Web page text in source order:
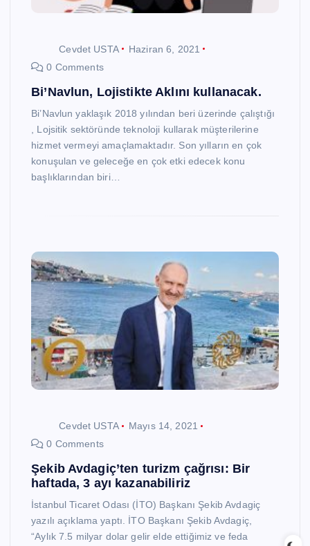
Cevdet USTA
Haziran 6, 2021
0 Comments
Bi’Navlun, Lojistikte Aklını kullanacak.
Bi’Navlun yaklaşık 2018 yılından beri üzerinde çalıştığı
, Lojsitik sektöründe teknoloji kullarak müşterilerine
hizmet vermeyi amaçlamaktadır. Son yılların en çok
konuşulan ve geleceğe en çok etki edecek konu
başlıklarından biri…
Cevdet USTA
Mayıs 14, 2021
0 Comments
Şekib Avdagiç’ten turizm çağrısı: Bir
haftada, 3 ayı kazanabiliriz
İstanbul Ticaret Odası (İTO) Başkanı Şekib Avdagiç
yazılı açıklama yaptı. İTO Başkanı Şekib Avdagiç,
“Aylık 7.5 milyar dolar gelir elde ettiğimiz ve feda